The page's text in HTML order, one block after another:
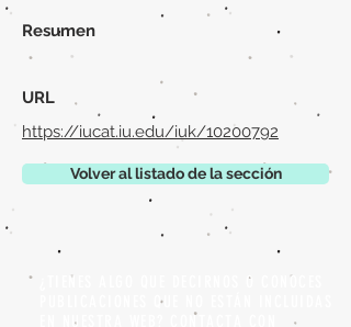
Resumen
URL
https://iucat.iu.edu/iuk/10200792
Volver al listado de la sección
¿TIENES ALGO QUE DECIRNOS O CONOCES
PUBLICACIONES QUE NO ESTÁN INCLUIDAS
EN NUESTRA WEB? CONTACTA CON